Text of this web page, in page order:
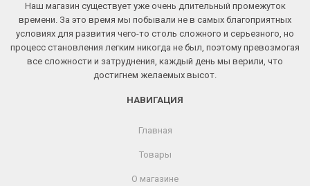
Наш магазин существует уже очень длительный промежуток
времени. За это время мы побывали не в самых благоприятных
условиях для развития чего-то столь сложного и серьезного, но
процесс становления легким никогда не был, поэтому превозмогая
все сложности и затруднения, каждый день мы верили, что
достигнем желаемых высот.
НАВИГАЦИЯ
Главная
Товары
О магазине